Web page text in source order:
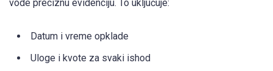
vode preciznu evidenciju. To uključuje:
Datum i vreme opklade
Uloge i kvote za svaki ishod